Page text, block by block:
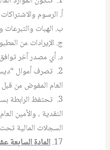
أ. الرسوم
ب. الهبات والتبرعات
ج. الإيرادات من
د. أي مصدر آخر
2. تصرف أموال
العام المفوض من قبل
3. تحتفظ الرابطة
النقدية ، والأمين
السجلات المالية
17. المادة السابعة